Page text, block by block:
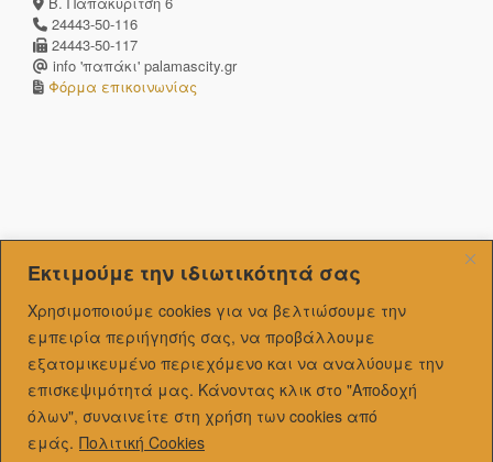
Εκτιμούμε την ιδιωτικότητά σας
Χρησιμοποιούμε cookies για να βελτιώσουμε την
εμπειρία περιήγησής σας, να προβάλλουμε
εξατομικευμένo περιεχόμενο και να αναλύουμε την
επισκεψιμότητά μας. Κάνοντας κλικ στο "Αποδοχή
όλων", συναινείτε στη χρήση των cookies από
εμάς. Πολιτική Cookies
24443-50-116
24443-50-117
info 'παπάκι' palamascity.gr
Φόρμα επικοινωνίας